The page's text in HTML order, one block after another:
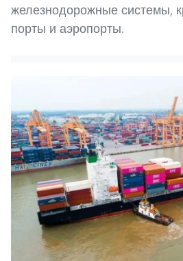
железнодорожные системы,
порты и аэропорты.